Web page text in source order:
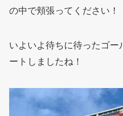
の中で頬張ってください！
いよいよ待ちに待ったゴー
ートしましたね！